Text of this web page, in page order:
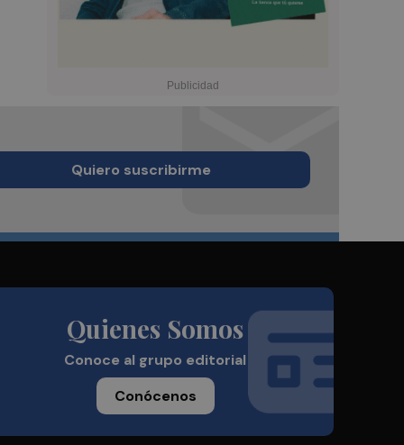
Quiero suscribirme
Quienes Somos
Conoce al grupo editorial
Conócenos